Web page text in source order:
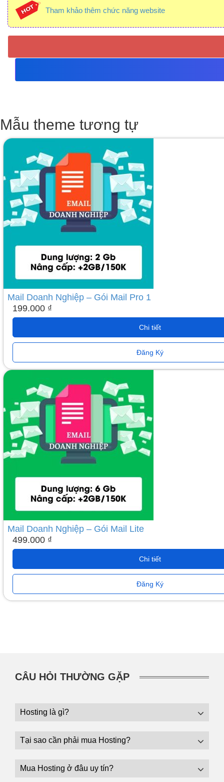
Tham khảo thêm chức năng website
Mẫu theme tương tự
Mail Doanh Nghiệp – Gói Mail Pro 1
199.000 ₫
Chi tiết
Đăng Ký
Mail Doanh Nghiệp – Gói Mail Lite
499.000 ₫
Chi tiết
Đăng Ký
CÂU HỎI THƯỜNG GẶP
Hosting là gì?
Tại sao cần phải mua Hosting?
Mua Hosting ở đâu uy tín?